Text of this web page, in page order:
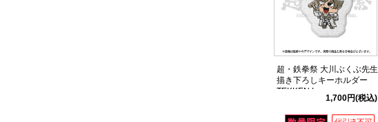
超・鉄拳祭 大川ぶくぶ先生
描き下ろしキーホルダー
TEKKEN Lars
Alexandersson1,700円(税込)